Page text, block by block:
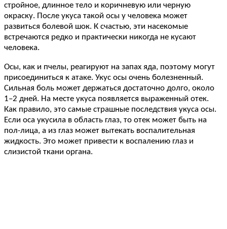
стройное, длинное тело и коричневую или черную
окраску. После укуса такой осы у человека может
развиться болевой шок. К счастью, эти насекомые
встречаются редко и практически никогда не кусают
человека.
Осы, как и пчелы, реагируют на запах яда, поэтому могут
присоединиться к атаке. Укус осы очень болезненный.
Сильная боль может держаться достаточно долго, около
1–2 дней. На месте укуса появляется выраженный отек.
Как правило, это самые страшные последствия укуса осы.
Если оса укусила в область глаз, то отек может быть на
пол-лица, а из глаз может вытекать воспалительная
жидкость. Это может привести к воспалению глаз и
слизистой ткани органа.